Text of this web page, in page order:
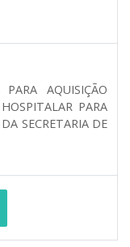
AQUISIÇÃO
PARA
SECRETARIA DE